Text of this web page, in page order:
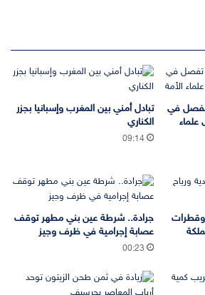
تفصل في
علماء
تبادل أمني بين المغرب وإسبانيا بجزر
الكناري
09:14
وقطرات
جرادة.. شرطة عين بني مطهر توقف
عصابة إجرامية في ظرف وجيز
00:23